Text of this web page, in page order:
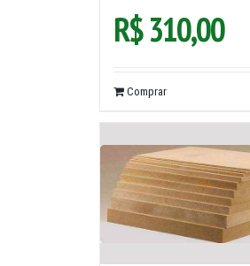
R$310,00
Comprar